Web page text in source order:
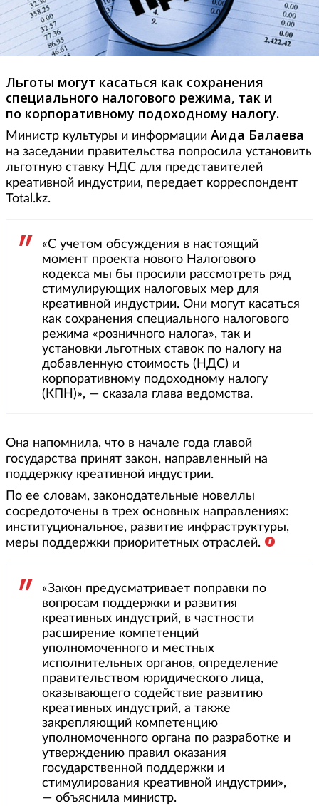
Льготы могут касаться как сохранения
специального налогового режима, так и
по корпоративному подоходному налогу.
Министр культуры и информации Аида Балаева
на заседании правительства попросила установить
льготную ставку НДС для представителей
креативной индустрии, передает корреспондент
Total.kz.
«С учетом обсуждения в настоящий
момент проекта нового Налогового
кодекса мы бы просили рассмотреть ряд
стимулирующих налоговых мер для
креативной индустрии. Они могут касаться
как сохранения специального налогового
режима «розничного налога», так и
установки льготных ставок по налогу на
добавленную стоимость (НДС) и
корпоративному подоходному налогу
(КПН)», — сказала глава ведомства.
Она напомнила, что в начале года главой
государства принят закон, направленный на
поддержку креативной индустрии.
По ее словам, законодательные новеллы
сосредоточены в трех основных направлениях:
институциональное, развитие инфраструктуры,
меры поддержки приоритетных отраслей.
«Закон предусматривает поправки по
вопросам поддержки и развития
креативных индустрий, в частности
расширение компетенций
уполномоченного и местных
исполнительных органов, определение
правительством юридического лица,
оказывающего содействие развитию
креативных индустрий, а также
закрепляющий компетенцию
уполномоченного органа по разработке и
утверждению правил оказания
государственной поддержки и
стимулирования креативной индустрии»,
— объяснила министр.